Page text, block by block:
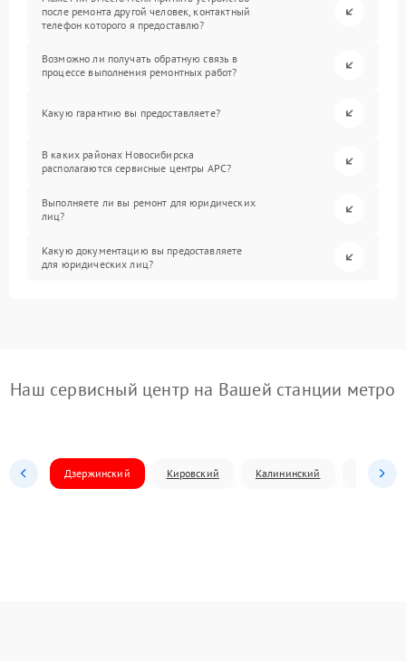
после ремонта другой человек, контактный
телефон которого я предоставлю?
Возможно ли получать обратную связь в
процессе выполнения ремонтных работ?
Какую гарантию вы предоставляете?
В каких районах Новосибирска
располагаются сервисные центры APC?
Выполняете ли вы ремонт для юридических
лиц?
Какую документацию вы предоставляете
для юридических лиц?
Наш сервисный центр на Вашей станции метро
Дзержинский Кировский Калининский